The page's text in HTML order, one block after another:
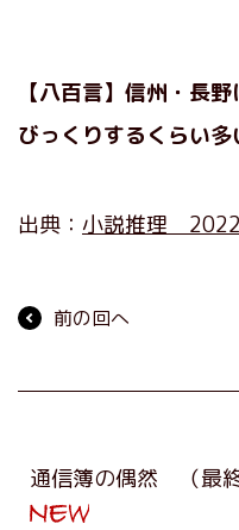
【八百言】信州・長
びっくりするくらい多
出典： 小説推理
前の回へ
通信簿の偶然 （最